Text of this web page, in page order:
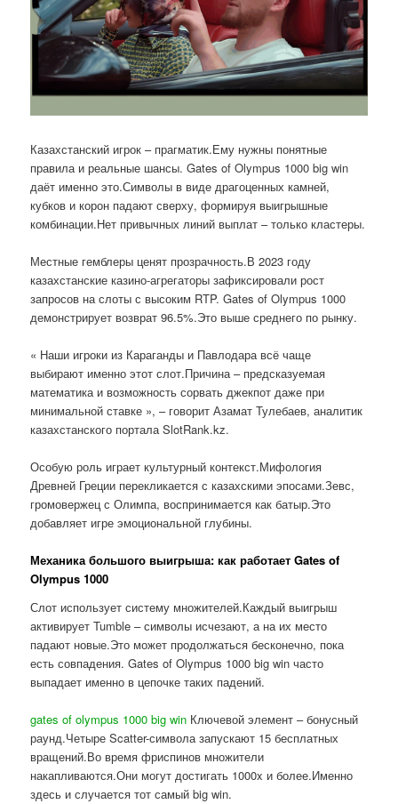
Казахстанский игрок – прагматик.Ему нужны понятные
правила и реальные шансы. Gates of Olympus 1000 big win
даёт именно это.Символы в виде драгоценных камней,
кубков и корон падают сверху, формируя выигрышные
комбинации.Нет привычных линий выплат – только кластеры.
Местные гемблеры ценят прозрачность.В 2023 году
казахстанские казино-агрегаторы зафиксировали рост
запросов на слоты с высоким RTP. Gates of Olympus 1000
демонстрирует возврат 96.5%.Это выше среднего по рынку.
« Наши игроки из Караганды и Павлодара всё чаще
выбирают именно этот слот.Причина – предсказуемая
математика и возможность сорвать джекпот даже при
минимальной ставке », – говорит Азамат Тулебаев, аналитик
казахстанского портала SlotRank.kz.
Особую роль играет культурный контекст.Мифология
Древней Греции перекликается с казахскими эпосами.Зевс,
громовержец с Олимпа, воспринимается как батыр.Это
добавляет игре эмоциональной глубины.
Механика большого выигрыша: как работает Gates of
Olympus 1000
Слот использует систему множителей.Каждый выигрыш
активирует Tumble – символы исчезают, а на их место
падают новые.Это может продолжаться бесконечно, пока
есть совпадения. Gates of Olympus 1000 big win часто
выпадает именно в цепочке таких падений.
gates of olympus 1000 big win Ключевой элемент – бонусный
раунд.Четыре Scatter-символа запускают 15 бесплатных
вращений.Во время фриспинов множители
накапливаются.Они могут достигать 1000x и более.Именно
здесь и случается тот самый big win.